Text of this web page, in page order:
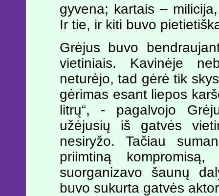
gyvena; kartais –
Ir tie, ir kiti buvo
Grėjus buvo
vietiniais. Kavinėje
neturėjo, tad gėrė tik
gėrimas esant liepos
litrų“, - pagalvojo
užėjusių iš gatvės
nesiryžo. Tačiau
priimtiną
suorganizavo šaunų
buvo sukurta gatvės